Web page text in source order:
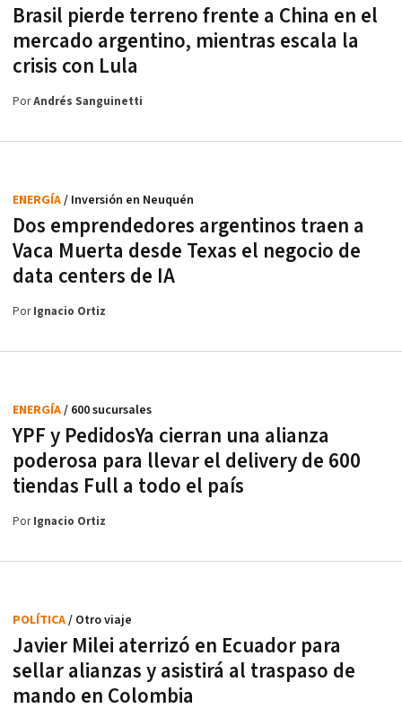
Brasil pierde terreno frente a China en el
mercado argentino, mientras escala la
crisis con Lula
PorAndrés Sanguinetti
Dos emprendedores argentinos traen a
Vaca Muerta desde Texas el negocio de
data centers de IA
ENERGÍA/ Inversión en Neuquén
PorIgnacio Ortiz
YPF y PedidosYa cierran una alianza
poderosa para llevar el delivery de 600
tiendas Full a todo el país
ENERGÍA/ 600 sucursales
PorIgnacio Ortiz
Javier Milei aterrizó en Ecuador para
sellar alianzas y asistirá al traspaso de
mando en Colombia
POLÍTICA/ Otro viaje